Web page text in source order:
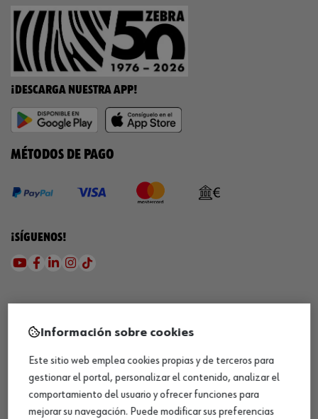
¡DESCARGA NUESTRA APP!
MÉTODOS DE PAGO
¡SÍGUENOS!
QUÍMICOS
Limpiador de frenos
Eliminador de óxido
Información sobre cookies
Este sitio web emplea cookies propias y de terceros para
gestionar el portal, personalizar el contenido, analizar el
comportamiento del usuario y ofrecer funciones para
mejorar su navegación. Puede modificar sus preferencias